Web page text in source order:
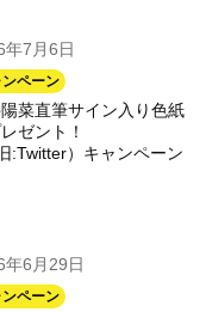
年7月6日
ンペーン
菜直筆サイン入り色紙
ゼント！
:Twitter）キャンペーン
年6月29日
ンペーン